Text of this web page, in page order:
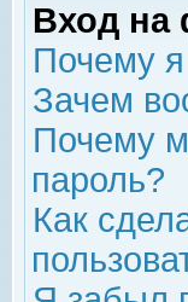
Вход на
Почему
Зачем
Почему
пароль?
Как